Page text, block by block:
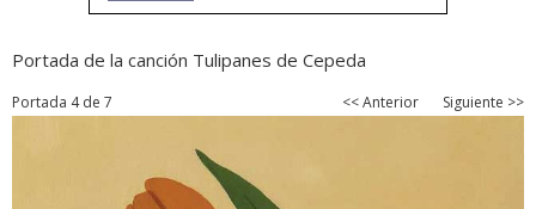
Portada de la canción Tulipanes de Cepeda
Portada 4 de 7 << Anterior Siguiente >>